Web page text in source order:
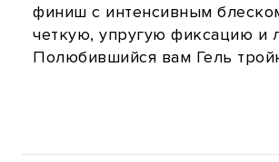
финиш с интенсивным
четкую, упругую фиксацию и
Полюбившийся вам Гель